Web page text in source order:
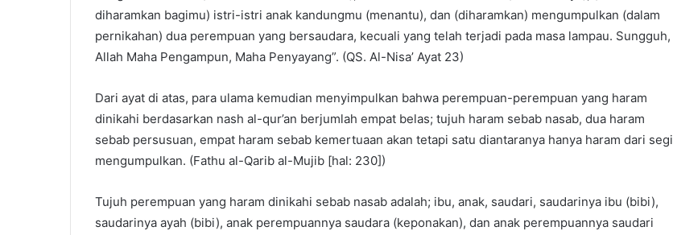
diharamkan bagimu) istri-istri anak kandungmu (menantu), dan (diharamkan) mengumpulkan (dalam
pernikahan) dua perempuan yang bersaudara, kecuali yang telah terjadi pada masa lampau. Sungguh,
Allah Maha Pengampun, Maha Penyayang”. (QS. Al-Nisa’ Ayat 23)
Dari ayat di atas, para ulama kemudian menyimpulkan bahwa perempuan-perempuan yang haram
dinikahi berdasarkan nash al-qur’an berjumlah empat belas; tujuh haram sebab nasab, dua haram
sebab persusuan, empat haram sebab kemertuaan akan tetapi satu diantaranya hanya haram dari segi
mengumpulkan. (Fathu al-Qarib al-Mujib [hal: 230])
Tujuh perempuan yang haram dinikahi sebab nasab adalah; ibu, anak, saudari, saudarinya ibu (bibi),
saudarinya ayah (bibi), anak perempuannya saudara (keponakan), dan anak perempuannya saudari